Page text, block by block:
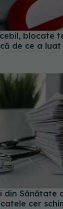
blocate
de ce a
din Sănătate
cer